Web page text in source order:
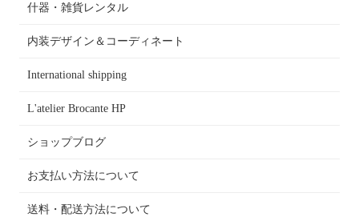
什器・雑貨レンタル
内装デザイン＆コーディネート
International shipping
L'atelier Brocante HP
ショップブログ
お支払い方法について
送料・配送方法について